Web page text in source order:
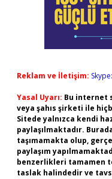
Reklam ve İletişim:
Yasal Uyarı: Bu internet
veya şahıs şirketi ile
Sitede yalnızca kendi
paylaşılmaktadır.
taşımamakta olup,
paylaşım
benzerlikleri tamamen
taslak halindedir ve